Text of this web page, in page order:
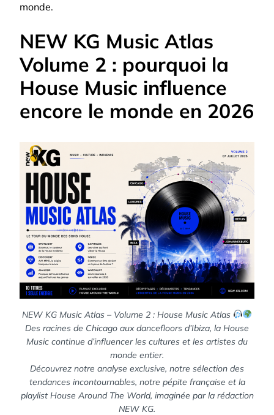
monde.
NEW KG Music Atlas
Volume 2 : pourquoi la
House Music influence
encore le monde en 2026
NEW KG Music Atlas – Volume 2 : House Music Atlas
Des racines de Chicago aux dancefloors d’Ibiza, la House
Music continue d’influencer les cultures et les artistes du
monde entier.
Découvrez notre analyse exclusive, notre sélection des
tendances incontournables, notre pépite française et la
playlist House Around The World, imaginée par la rédaction
NEW KG.